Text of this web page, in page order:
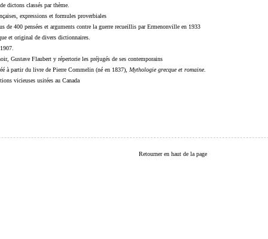
dictons classés par thème.
expressions et formules proverbiales
de 400 pensées et arguments contre la guerre recueillis par Ermenonville en 1933
et original de divers dictionnaires.
Gustave Flaubert y répertorie les préjugés de ses contemporains
à partir du livre de Pierre Commelin (né en 1837), Mythologie grecque et romaine.
vicieuses usitées au Canada
Retourner en haut de la page